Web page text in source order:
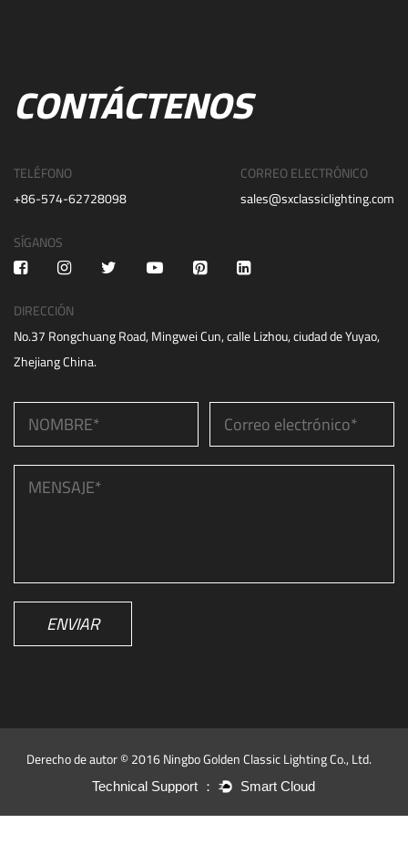
CONTÁCTENOS
TELÉFONO
+86-574-62728098
CORREO ELECTRÓNICO
sales@sxclassiclighting.com
SÍGANOS
DIRECCIÓN
No.37 Rongchuang Road, Mingwei Cun, calle Lizhou, ciudad de Yuyao,
Zhejiang China.
ENVIAR
Derecho de autor © 2016 Ningbo Golden Classic Lighting Co., Ltd.